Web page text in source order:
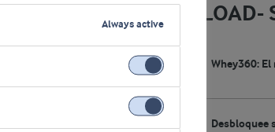
Whey360:
Desbloquee
Always active